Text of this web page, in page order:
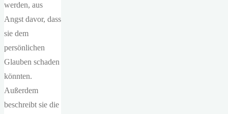
werden, aus
Angst davor, dass
sie dem
persönlichen
Glauben schaden
könnten.
Außerdem
beschreibt sie die